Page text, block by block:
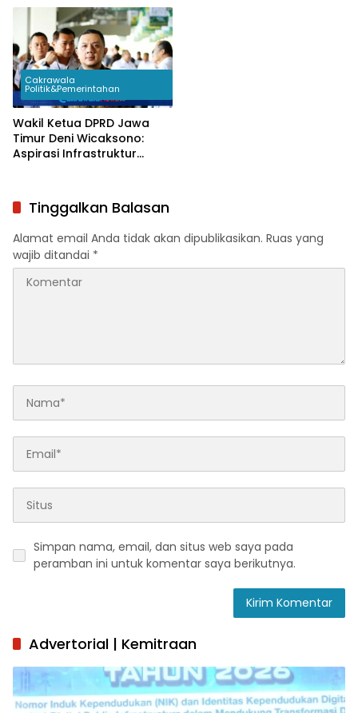
Ekonomi
Cakrawala
Politik&Pemerintahan
Wakil Ketua DPRD Jawa
Timur Deni Wicaksono:
Aspirasi Infrastruktur
Tinggalkan Balasan
Alamat email Anda tidak akan dipublikasikan. Ruas yang
wajib ditandai *
Simpan nama, email, dan situs web saya pada
peramban ini untuk komentar saya berikutnya.
Advertorial | Kemitraan